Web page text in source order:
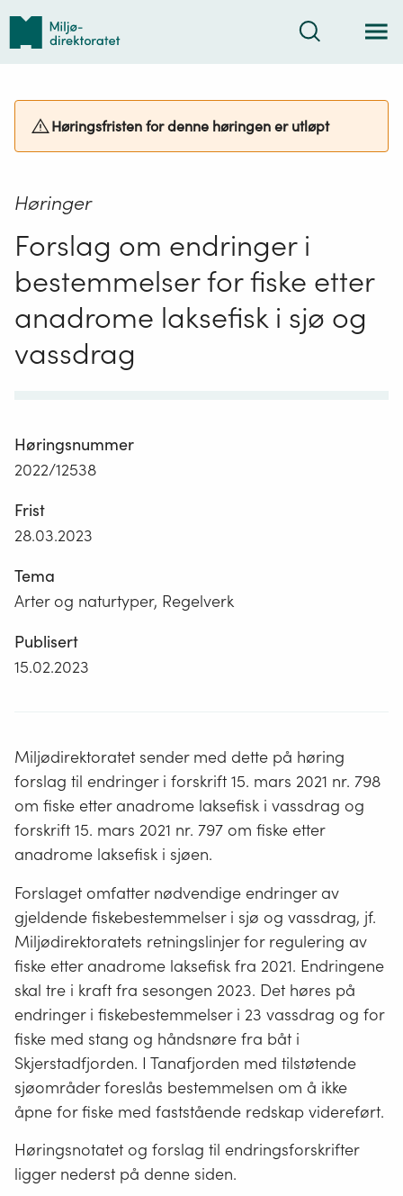
Tilbake
forsiden
Søk
Høringsfristen for denne høringen er utløpt
Høringer
Forslag om endringer i
bestemmelser for fiske etter
anadrome laksefisk i sjø og
vassdrag
Høringsnummer
2022/12538
Frist
28.03.2023
Tema
Arter og naturtyper, Regelverk
Publisert
15.02.2023
Miljødirektoratet sender med dette på høring
forslag til endringer i forskrift 15. mars 2021 nr. 798
om fiske etter anadrome laksefisk i vassdrag og
forskrift 15. mars 2021 nr. 797 om fiske etter
anadrome laksefisk i sjøen.
Forslaget omfatter nødvendige endringer av
gjeldende fiskebestemmelser i sjø og vassdrag, jf.
Miljødirektoratets retningslinjer for regulering av
fiske etter anadrome laksefisk fra 2021. Endringene
skal tre i kraft fra sesongen 2023. Det høres på
endringer i fiskebestemmelser i 23 vassdrag og for
fiske med stang og håndsnøre fra båt i
Skjerstadfjorden. I Tanafjorden med tilstøtende
sjøområder foreslås bestemmelsen om å ikke
åpne for fiske med faststående redskap videreført.
Høringsnotatet og forslag til endringsforskrifter
ligger nederst på denne siden.